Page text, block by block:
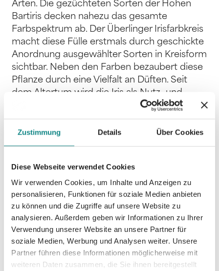
Zustimmung Details Über Cookies
Diese Webseite verwendet Cookies
Wir verwenden Cookies, um Inhalte und Anzeigen zu
personalisieren, Funktionen für soziale Medien anbieten
zu können und die Zugriffe auf unsere Website zu
analysieren. Außerdem geben wir Informationen zu Ihrer
Verwendung unserer Website an unsere Partner für
soziale Medien, Werbung und Analysen weiter. Unsere
Partner führen diese Informationen möglicherweise mit
weiteren Daten zusammen, die Sie ihnen bereitgestellt
Arten. Die gezüchteten Sorten der Hohen
Bartiris decken nahezu das gesamte
Farbspektrum ab. Der Überlinger Irisfarbkreis
macht diese Fülle erstmals durch geschickte
Anordnung ausgewählter Sorten in Kreisform
sichtbar. Neben den Farben bezaubert diese
Pflanze durch eine Vielfalt an Düften. Seit
dem Altertum wird die Iris als Nutz- und
Heilpflanze verwendet. Als Friedensgöttin
spielte sie eine ausgleichende und
verbindende Rolle. Sie kann auch heute ein
Symbol sein für die Versöhnung von Natur
der Garten.
Informationen
PDF